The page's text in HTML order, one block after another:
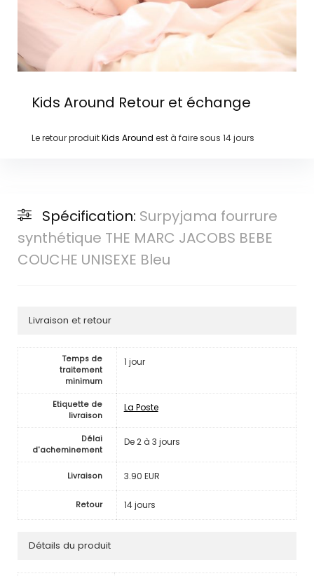
Kids Around Retour et échange
Le retour produitKids Around est à faire sous 14 jours
Spécification: Surpyjama fourrure
synthétique THE MARC JACOBS BEBE
COUCHE UNISEXE Bleu
Livraison et retour
Temps de
traitement
minimum
1 jour
Etiquette de
livraison
La Poste
Délai
d'acheminement
De 2 à 3 jours
Livraison 3.90 EUR
Retour 14 jours
Détails du produit